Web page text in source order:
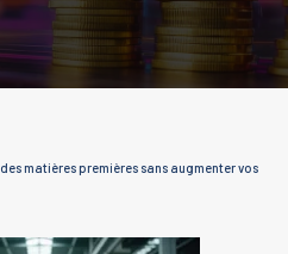
matières premières sans augmenter vos